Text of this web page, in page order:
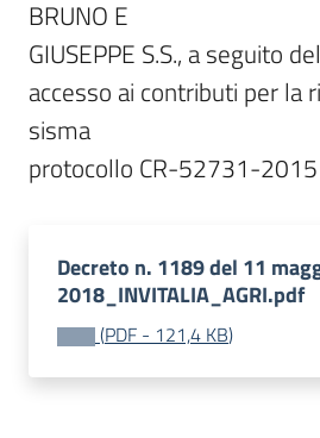
BRUNO E
GIUSEPPE S.S., a seguito
accesso ai contributi per la
sisma
protocollo CR-52731-
Decreto n. 1189 del 11
2018_INVITALIA_AGRI.pdf
(PDF - 121,4 KB)